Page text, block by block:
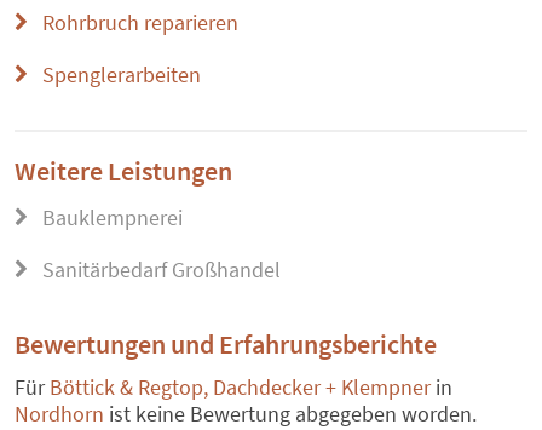
Rohrbruch reparieren
Spenglerarbeiten
Weitere Leistungen
Bauklempnerei
Sanitärbedarf Großhandel
Bewertungen und Erfahrungsberichte
FürBöttick & Regtop, Dachdecker + Klempnerin
Nordhorn ist keine Bewertung abgegeben worden.